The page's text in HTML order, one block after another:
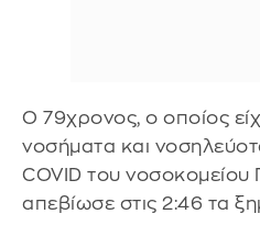
Ο 79χρονος, ο οποίος
νοσήματα και
COVID του νοσοκομείου
απεβίωσε στις 2:46 τα